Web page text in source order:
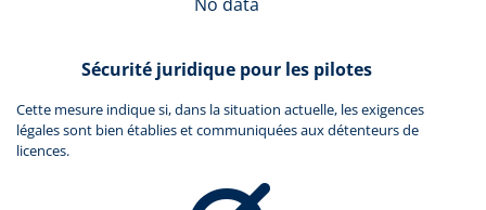
Sécurité juridique pour les pilotes
Cette mesure indique si, dans la situation actuelle, les exigences
légales sont bien établies et communiquées aux détenteurs de
licences.